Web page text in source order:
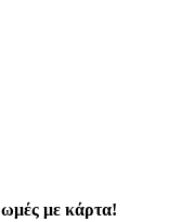
με κάρτα!